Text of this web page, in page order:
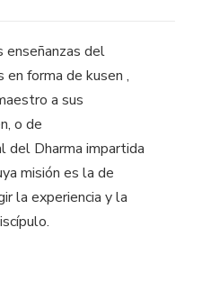
enseñanzas del
forma de kusen ,
a sus
o de
del Dharma impartida
misión es la de
la experiencia y la